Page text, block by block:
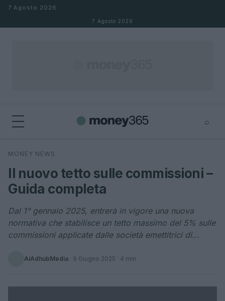
Salta al contenuto
7 Agosto 2026
7 Agosto 2026
⌕
Cerca
MONEY NEWS
Il nuovo tetto sulle commissioni –
Guida completa
Dal 1° gennaio 2025, entrerà in vigore una nuova
normativa che stabilisce un tetto massimo del 5% sulle
commissioni applicate dalle società emettitrici di...
AiAdhubMedia · 9 Giugno 2025 · 4 min